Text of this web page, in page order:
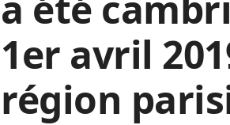
1er avril
région